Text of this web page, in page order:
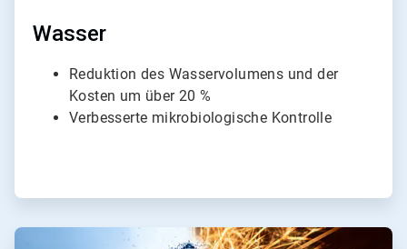
Wasser
Reduktion des Wasservolumens und der
Kosten um über 20 %
Verbesserte mikrobiologische Kontrolle
ArticleTile